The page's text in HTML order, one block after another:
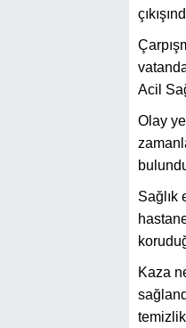
Acil
Olay
Sağlık
Kaza
temizlik